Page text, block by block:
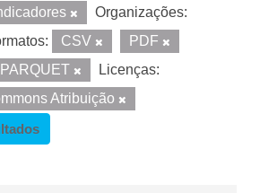
Organizações:
CSV
PDF
PARQUET
Licenças:
Atribuição